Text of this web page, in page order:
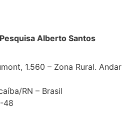
Alberto Santos
1.560 – Zona Rural. Andar
RN – Brasil
48